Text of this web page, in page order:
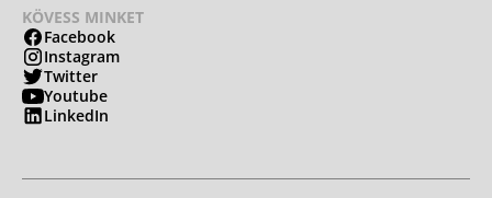
KÖVESS MINKET
Facebook
Instagram
Twitter
Youtube
LinkedIn